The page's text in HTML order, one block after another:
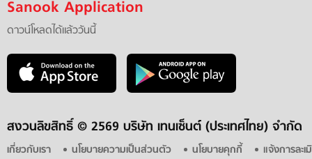
Sanook Application
ดาวน์โหลดได้แล้ววันนี้
สงวนลิขสิทธิ์ © 2569 บริษัท เทนเซ็นต์ (ประเทศไทย) จำกัด
เกี่ยวกับเรา นโยบายความเป็นส่วนตัว นโยบายคุกกี้ แจ้งการละ